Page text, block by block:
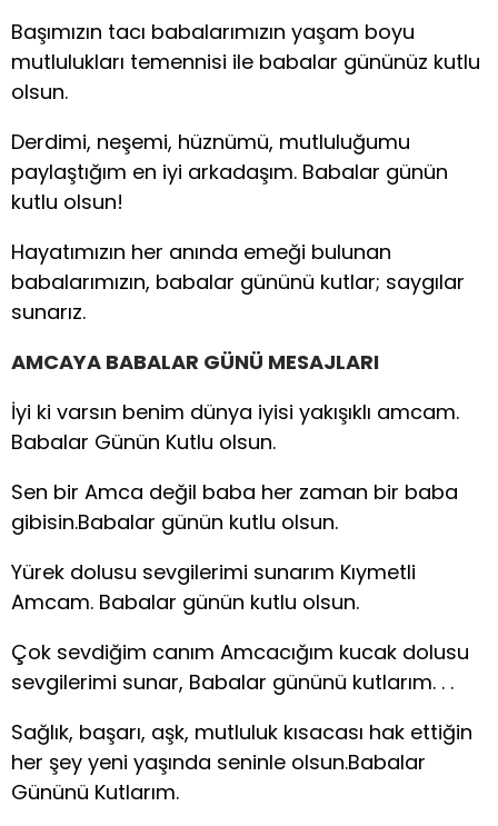
Başımızın tacı babalarımızın yaşam boyu
mutlulukları temennisi ile babalar gününüz kutlu
olsun.
Derdimi, neşemi, hüznümü, mutluluğumu
paylaştığım en iyi arkadaşım. Babalar günün
kutlu olsun!
Hayatımızın her anında emeği bulunan
babalarımızın, babalar gününü kutlar; saygılar
sunarız.
AMCAYA BABALAR GÜNÜ MESAJLARI
İyi ki varsın benim dünya iyisi yakışıklı amcam.
Babalar Günün Kutlu olsun.
Sen bir Amca değil baba her zaman bir baba
gibisin.Babalar günün kutlu olsun.
Yürek dolusu sevgilerimi sunarım Kıymetli
Amcam. Babalar günün kutlu olsun.
Çok sevdiğim canım Amcacığım kucak dolusu
sevgilerimi sunar, Babalar gününü kutlarım. . .
Sağlık, başarı, aşk, mutluluk kısacası hak ettiğin
her şey yeni yaşında seninle olsun.Babalar
Gününü Kutlarım.